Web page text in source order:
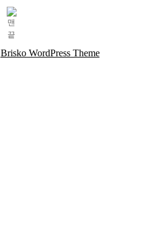
Brisko WordPress Theme